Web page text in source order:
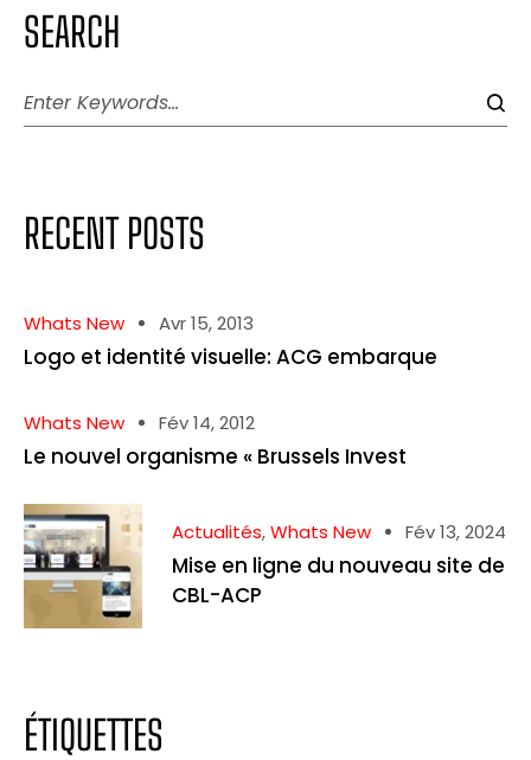
SEARCH
RECENT POSTS
Whats New Avr 15, 2013
Logo et identité visuelle: ACG embarque
Whats New Fév 14, 2012
Le nouvel organisme « Brussels Invest
Actualités,Whats New Fév 13, 2024
Mise en ligne du nouveau site de
CBL-ACP
ÉTIQUETTES